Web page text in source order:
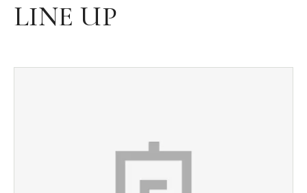
飲食店経営のお客様
お気に入り機能の活用方法